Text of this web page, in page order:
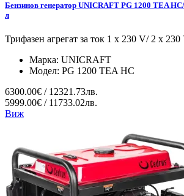
Бензинов генератор UNICRAFT PG 1200 TEA
л
Трифазен агрегат за ток 1 x 230 V/ 2 x 230
Марка: UNICRAFT
Модел: PG 1200 TEA HC
6300.00€ / 12321.73лв.
5999.00€ / 11733.02лв.
Виж